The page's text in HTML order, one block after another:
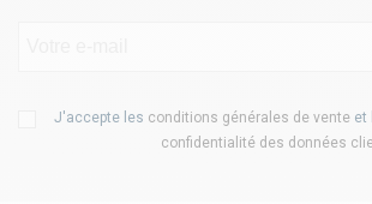
J'accepte les conditions générales de vente et
confidentialité des données